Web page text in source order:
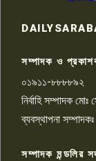
সম্পাদক ও
০১৯১১-৮৮৮৮৯২
নির্বাহি সম্পাদক মোঃ
ব্যবস্থাপনা
সম্পাদক মন্ডলির